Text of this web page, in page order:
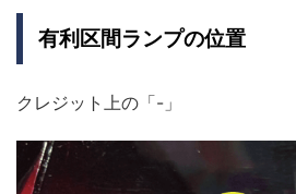
有利区間ランプの位置
クレジット上の「-」